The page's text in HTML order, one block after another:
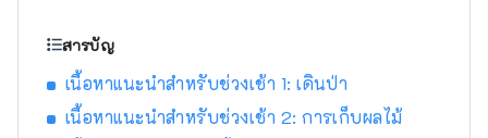
สารบัญ
เนื้อหาแนะนำสำหรับช่วงเช้า 1: เดินป่า
เนื้อหาแนะนำสำหรับช่วงเช้า 2: การเก็บผลไม้